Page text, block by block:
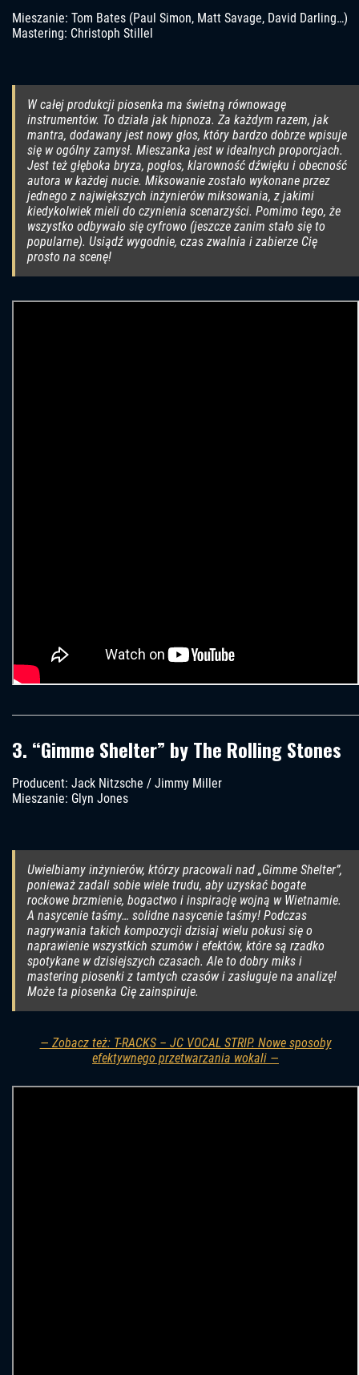
Mieszanie: Tom Bates (Paul Simon, Matt Savage, David Darling…)
Mastering: Christoph Stillel
W całej produkcji piosenka ma świetną równowagę
instrumentów. To działa jak hipnoza. Za każdym razem, jak
mantra, dodawany jest nowy głos, który bardzo dobrze wpisuje
się w ogólny zamysł. Mieszanka jest w idealnych proporcjach.
Jest też głęboka bryza, pogłos, klarowność dźwięku i obecność
autora w każdej nucie. Miksowanie zostało wykonane przez
jednego z największych inżynierów miksowania, z jakimi
kiedykolwiek mieli do czynienia scenarzyści. Pomimo tego, że
wszystko odbywało się cyfrowo (jeszcze zanim stało się to
popularne). Usiądź wygodnie, czas zwalnia i zabierze Cię
prosto na scenę!
3. “Gimme Shelter” by The Rolling Stones
Producent: Jack Nitzsche / Jimmy Miller
Mieszanie: Glyn Jones
Uwielbiamy inżynierów, którzy pracowali nad „Gimme Shelter”,
ponieważ zadali sobie wiele trudu, aby uzyskać bogate
rockowe brzmienie, bogactwo i inspirację wojną w Wietnamie.
A nasycenie taśmy… solidne nasycenie taśmy! Podczas
nagrywania takich kompozycji dzisiaj wielu pokusi się o
naprawienie wszystkich szumów i efektów, które są rzadko
spotykane w dzisiejszych czasach. Ale to dobry miks i
mastering piosenki z tamtych czasów i zasługuje na analizę!
Może ta piosenka Cię zainspiruje.
— Zobacz też: T-RACKS – JC VOCAL STRIP. Nowe sposoby
efektywnego przetwarzania wokali —